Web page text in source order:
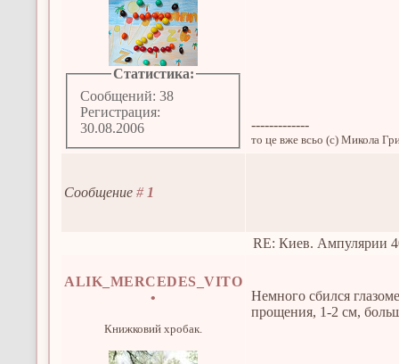
Статистика:
Сообщений: 38
Регистрация:
30.08.2006
-------------
то це вже всьо (с) Микола
Сообщение# 1
RE: Киев. Ампулярии
ALIK_MERCEDES_VITO
•
Книжковий хробак.
Немного сбился
прощения, 1-2 см,